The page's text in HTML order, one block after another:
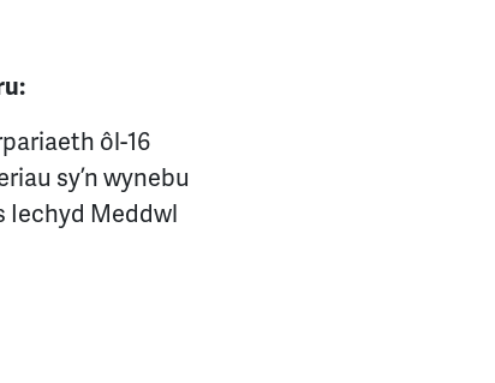
ôl-16
sy’n wynebu
Iechyd Meddwl